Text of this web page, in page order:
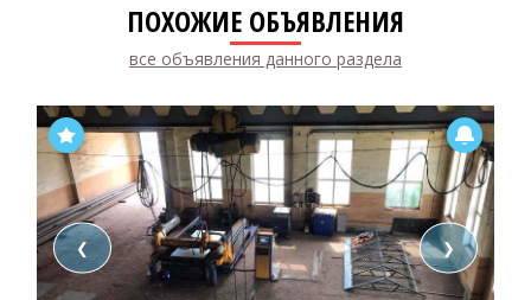
ПОХОЖИЕ ОБЪЯВЛЕНИЯ
все объявления данного раздела
❮ ❯